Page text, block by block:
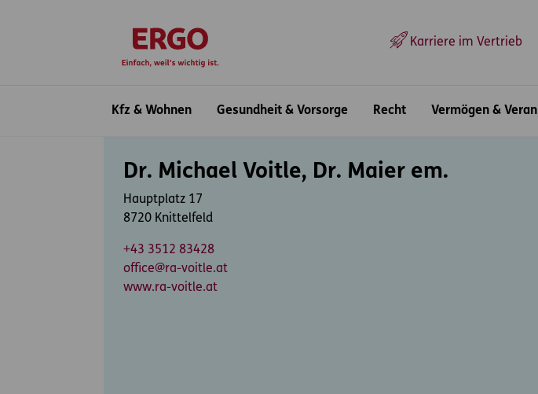
Karriere im Vertrieb
Kfz & Wohnen
Gesundheit & Vorsorge Recht Vermögen &
Dr. Michael Voitle, Dr. Maier em.
Hauptplatz 17
8720 Knittelfeld
+43 3512 83428
office@ra-voitle.at
www.ra-voitle.at